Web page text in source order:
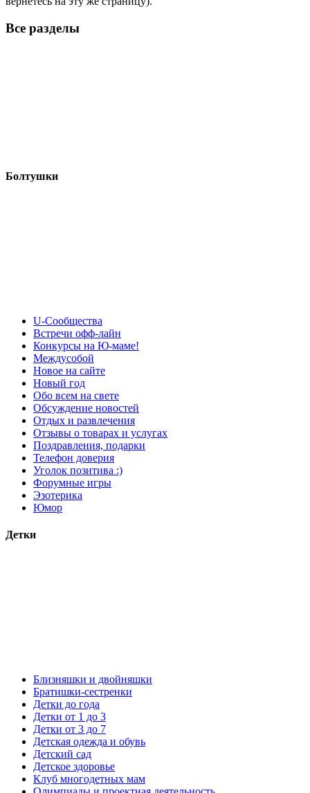
Все разделы
Болтушки
U-Сообщества
Встречи офф-лайн
Конкурсы на Ю-маме!
Междусобой
Новое на сайте
Новый год
Обо всем на свете
Обсуждение новостей
Отдых и развлечения
Отзывы о товарах и услугах
Поздравления, подарки
Телефон доверия
Уголок позитива :)
Форумные игры
Эзотерика
Юмор
Детки
Близняшки и двойняшки
Братишки-сестренки
Детки до года
Детки от 1 до 3
Детки от 3 до 7
Детская одежда и обувь
Детский сад
Детское здоровье
Клуб многодетных мам